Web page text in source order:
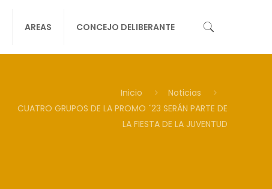
AREAS CONCEJO DELIBERANTE
Inicio
Noticias
CUATRO GRUPOS DE LA PROMO ´23 SERÁN PARTE DE
LA FIESTA DE LA JUVENTUD